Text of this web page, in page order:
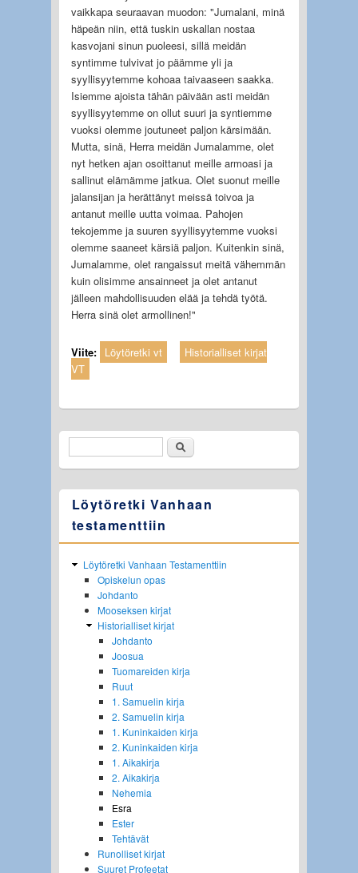
vaikkapa seuraavan muodon: "Jumalani, minä
häpeän niin, että tuskin uskallan nostaa
kasvojani sinun puoleesi, sillä meidän
syntimme tulvivat jo päämme yli ja
syyllisyytemme kohoaa taivaaseen saakka.
Isiemme ajoista tähän päivään asti meidän
syyllisyytemme on ollut suuri ja syntiemme
vuoksi olemme joutuneet paljon kärsimään.
Mutta, sinä, Herra meidän Jumalamme, olet
nyt hetken ajan osoittanut meille armoasi ja
sallinut elämämme jatkua. Olet suonut meille
jalansijan ja herättänyt meissä toivoa ja
antanut meille uutta voimaa. Pahojen
tekojemme ja suuren syyllisyytemme vuoksi
olemme saaneet kärsiä paljon. Kuitenkin sinä,
Jumalamme, olet rangaissut meitä vähemmän
kuin olisimme ansainneet ja olet antanut
jälleen mahdollisuuden elää ja tehdä työtä.
Herra sinä olet armollinen!"
Viite: Löytöretki vt
Historialliset kirjat
VT
HakulomakeEtsi
Löytöretki Vanhaan
testamenttiin
Löytöretki Vanhaan Testamenttiin
Opiskelun opas
Johdanto
Mooseksen kirjat
Historialliset kirjat
Johdanto
Joosua
Tuomareiden kirja
Ruut
1. Samuelin kirja
2. Samuelin kirja
1. Kuninkaiden kirja
2. Kuninkaiden kirja
1. Aikakirja
2. Aikakirja
Nehemia
Esra
Ester
Tehtävät
Runolliset kirjat
Suuret Profeetat